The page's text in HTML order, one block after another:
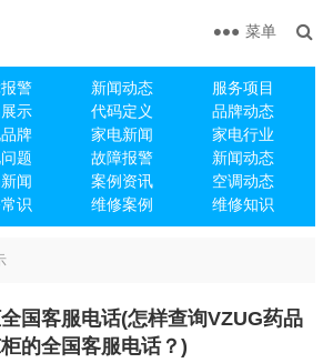
警 新闻动态
服务项目
示 代码定义
品牌动态
牌 家电新闻
家电行业
题 故障报警
新闻动态
闻 案例资讯
空调动态
识 维修案例 维修知识
菜单
国客服电话(怎样查询VZUG药品
的全国客服电话？)